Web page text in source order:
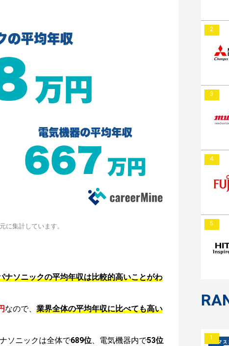
に集計しています。
ナソニックの平均年収は比較的高いことがわ
なので、 業界全体の平均年収に比べても高い
ソニックは全体で689位、電気機器内で53位
2
3
4
5
1